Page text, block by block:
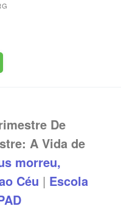
De
A Vida de
morreu,
Céu | Escola